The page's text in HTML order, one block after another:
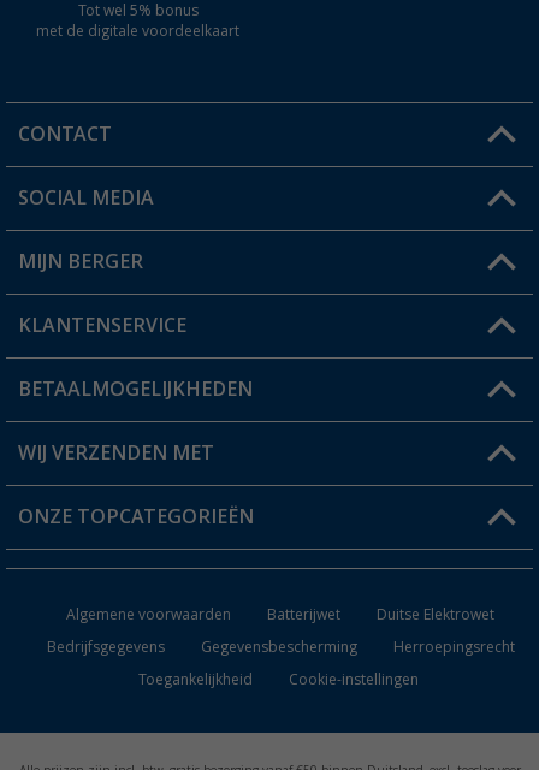
Tot wel 5% bonus
met de digitale voordeelkaart
CONTACT
Een vraag?
Winkel vinden
SOCIAL MEDIA
MIJN BERGER
Mijn account
Status bestelling
Verlanglijstje
KLANTENSERVICE
FAQ & Contact
Verzendinformatie
Catalogus
BETAALMOGELIJKHEDEN
WIJ VERZENDEN MET
ONZE TOPCATEGORIEËN
Keukenaccessoires
Campingmeubilair
Campingtoiletten
Algemene voorwaarden Batterijwet
Duitse Elektrowet
Bedrijfsgegevens
Gegevensbescherming
Herroepingsrecht
Toegankelijkheid
Cookie-instellingen